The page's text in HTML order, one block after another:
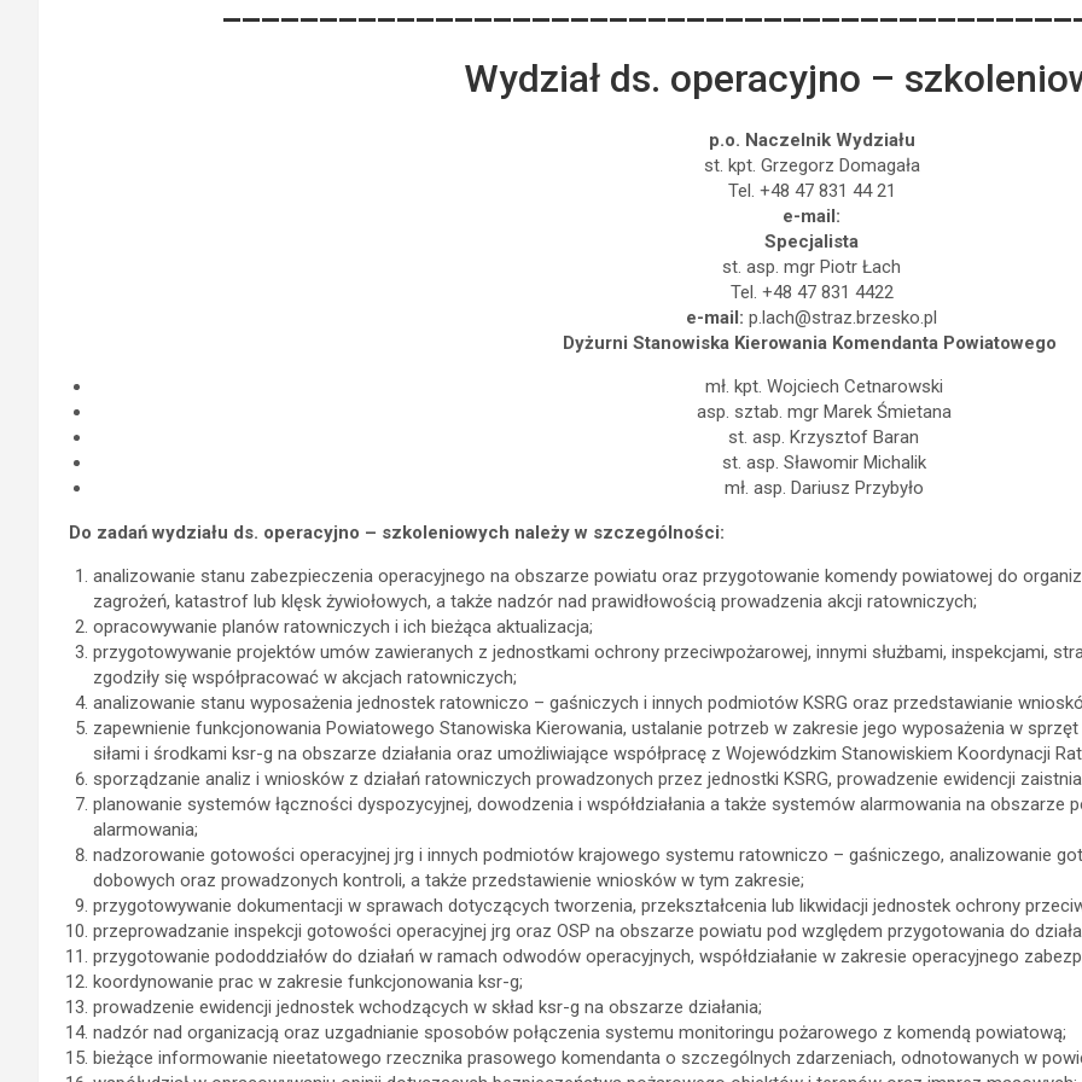
Wydział ds. operacyjno –
p.o. Naczelnik Wydziału
st. kpt. Grzegorz Domagała
Tel. +48 47 831 44 21
e-mail:
Specjalista
st. asp. mgr Piotr Łach
Tel. +48 47 831 4422
e-mail: p.lach@straz.brzesko.pl
Dyżurni Stanowiska Kierowania Komendanta Powiatowego
mł. kpt. Wojciech Cetnarowski
asp. sztab. mgr Marek Śmietana
st. asp. Krzysztof Baran
st. asp. Sławomir Michalik
mł. asp. Dariusz Przybyło
Do zadań wydziału ds. operacyjno – szkoleniowych należy w szczególności:
analizowanie stanu zabezpieczenia operacyjnego na obszarze powiatu oraz przygotowanie komendy powiatowej do
zagrożeń, katastrof lub klęsk żywiołowych, a także nadzór nad prawidłowością prowadzenia akcji ratowniczych;
opracowywanie planów ratowniczych i ich bieżąca aktualizacja;
przygotowywanie projektów umów zawieranych z jednostkami ochrony przeciwpożarowej, innymi służbami, inspekcjami,
zgodziły się współpracować w akcjach ratowniczych;
analizowanie stanu wyposażenia jednostek ratowniczo – gaśniczych i innych podmiotów KSRG oraz przedstawianie
zapewnienie funkcjonowania Powiatowego Stanowiska Kierowania, ustalanie potrzeb w zakresie jego wyposażenia w
siłami i środkami ksr-g na obszarze działania oraz umożliwiające współpracę z Wojewódzkim Stanowiskiem Koordynacji
sporządzanie analiz i wniosków z działań ratowniczych prowadzonych przez jednostki KSRG, prowadzenie ewidencji
planowanie systemów łączności dyspozycyjnej, dowodzenia i współdziałania a także systemów alarmowania na obszarze
alarmowania;
nadzorowanie gotowości operacyjnej jrg i innych podmiotów krajowego systemu ratowniczo – gaśniczego, analizowanie
dobowych oraz prowadzonych kontroli, a także przedstawienie wniosków w tym zakresie;
przygotowywanie dokumentacji w sprawach dotyczących tworzenia, przekształcenia lub likwidacji jednostek ochrony
przeprowadzanie inspekcji gotowości operacyjnej jrg oraz OSP na obszarze powiatu pod względem przygotowania do
przygotowanie pododdziałów do działań w ramach odwodów operacyjnych, współdziałanie w zakresie operacyjnego
koordynowanie prac w zakresie funkcjonowania ksr-g;
prowadzenie ewidencji jednostek wchodzących w skład ksr-g na obszarze działania;
nadzór nad organizacją oraz uzgadnianie sposobów połączenia systemu monitoringu pożarowego z komendą powiatową;
bieżące informowanie nieetatowego rzecznika prasowego komendanta o szczególnych zdarzeniach, odnotowanych w